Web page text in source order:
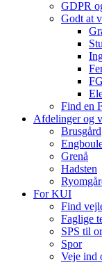
GDPR
Godt at
Find en
Afdelinger og
Brusgård
Grenå
Hadsten
For KUI
Find
Faglige
SPS til
Spor
Veje ind